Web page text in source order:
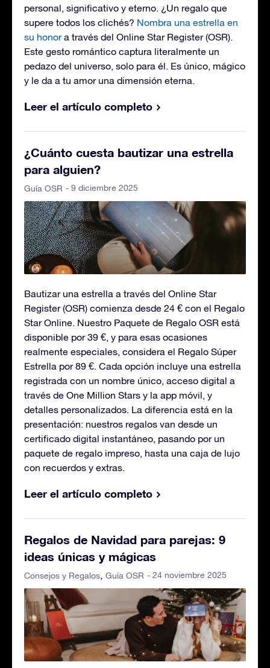
personal, significativo y eterno. ¿Un regalo que
supere todos los clichés? Nombra una estrella en
su honor a través del Online Star Register (OSR).
Este gesto romántico captura literalmente un
pedazo del universo, solo para él. Es único, mágico
y le da a tu amor una dimensión eterna.
Leer el artículo completo
¿Cuánto cuesta bautizar una estrella
para alguien?
Guía OSR - 9 diciembre 2025
Bautizar una estrella a través del Online Star
Register (OSR) comienza desde 24 € con el Regalo
Star Online. Nuestro Paquete de Regalo OSR está
disponible por 39 €, y para esas ocasiones
realmente especiales, considera el Regalo Súper
Estrella por 89 €. Cada opción incluye una estrella
registrada con un nombre único, acceso digital a
través de One Million Stars y la app móvil, y
detalles personalizados. La diferencia está en la
presentación: nuestros regalos van desde un
certificado digital instantáneo, pasando por un
paquete de regalo impreso, hasta una caja de lujo
con recuerdos y extras.
Leer el artículo completo
Regalos de Navidad para parejas: 9
ideas únicas y mágicas
Consejos y Regalos Guía OSR - 24 noviembre 2025